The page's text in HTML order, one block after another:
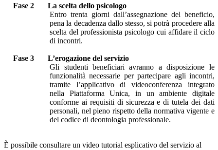
Fase 2
La scelta dello psicologo
Entro trenta giorni dall’assegnazione del beneficio,
pena la decadenza dallo stesso, si potrà procedere alla
scelta del professionista psicologo cui affidare il ciclo
di incontri.
Fase 3
L’erogazione del servizio
Gli studenti beneficiari avranno a disposizione le
funzionalità necessarie per partecipare agli incontri,
tramite l’applicativo di videoconferenza integrato
nella Piattaforma Unica, in un ambiente digitale
conforme ai requisiti di sicurezza e di tutela dei dati
personali, nel pieno rispetto della normativa vigente e
del codice di deontologia professionale.
È possibile consultare un video tutorial esplicativo del servizio al